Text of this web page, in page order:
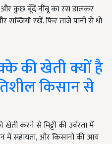
और कुछ बूँदें नींबू का रस डालकर
रखें. फिर ताजे पानी से धो
की खेती क्यों है
किसान से
करने से मिट्टी की उर्वरता में
में सहायता, और किसानों की आय